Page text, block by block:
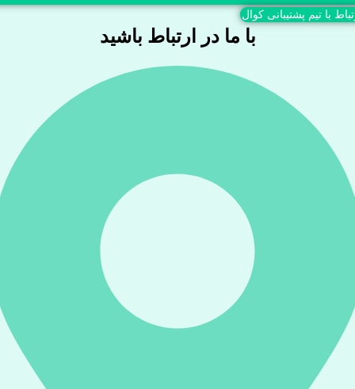
با تیم پشتیبانی کوال
با ما در ارتباط باشید